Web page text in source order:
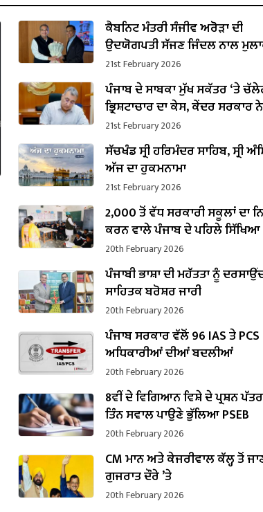
ਕੈਬਨਿਟ ਮੰਤਰੀ ਸੰਜੀਵ ਅਰੋੜਾ ਦੀ
ਉਦਯੋਗਪਤੀ ਸੱਜਣ ਜਿੰਦਲ ਨਾਲ
ਇਸਪਾਤ ਖੇਤਰ ‘ਚ ₹1,500 ਕਰੋੜ ਨਿਵੇਸ਼
ਐਲਾਨ
21st February 2026
ਪੰਜਾਬ ਦੇ ਸਾਬਕਾ ਮੁੱਖ ਸਕੱਤਰ ‘ਤੇ
ਭ੍ਰਿਸ਼ਟਾਚਾਰ ਦਾ ਕੇਸ, ਕੇਂਦਰ ਸਰਕਾਰ
ਪ੍ਰਵਾਨਗੀ
21st February 2026
ਸੱਚਖੰਡ ਸ੍ਰੀ ਹਰਿਮੰਦਰ ਸਾਹਿਬ, ਸ੍ਰੀ
ਅੱਜ ਦਾ ਹੁਕਮਨਾਮਾ
21st February 2026
2,000 ਤੋਂ ਵੱਧ ਸਰਕਾਰੀ ਸਕੂਲਾਂ ਦਾ
ਕਰਨ ਵਾਲੇ ਪੰਜਾਬ ਦੇ ਪਹਿਲੇ ਸਿੱਖਿਆ
ਬਣੇ ਹਰਜੋਤ ਸਿੰਘ ਬੈਂਸ
20th February 2026
ਪੰਜਾਬੀ ਭਾਸ਼ਾ ਦੀ ਮਹੱਤਤਾ ਨੂੰ
ਸਾਹਿਤਕ ਬਰੋਸ਼ਰ ਜਾਰੀ
20th February 2026
ਪੰਜਾਬ ਸਰਕਾਰ ਵੱਲੋਂ 96 IAS ਤੇ PCS
ਅਧਿਕਾਰੀਆਂ ਦੀਆਂ ਬਦਲੀਆਂ
20th February 2026
8ਵੀਂ ਦੇ ਵਿਗਿਆਨ ਵਿਸ਼ੇ ਦੇ ਪ੍ਰਸ਼ਨ
ਤਿੰਨ ਸਵਾਲ ਪਾਉਣੇ ਭੁੱਲਿਆ PSEB
20th February 2026
CM ਮਾਨ ਅਤੇ ਕੇਜਰੀਵਾਲ ਕੱਲ੍ਹ ਤੋਂ
ਗੁਜਰਾਤ ਦੌਰੇ ’ਤੇ
20th February 2026